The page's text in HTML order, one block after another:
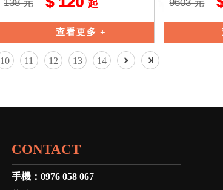
138 元 起
查看更多
9603 元
10 11 12 13 14
CONTACT
手機： 0976 058 067